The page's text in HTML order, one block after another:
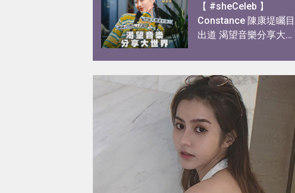
【 #sheCeleb 】
Constance 陳康堤矚目
出道 渴望音樂分享大世
私下另一面！